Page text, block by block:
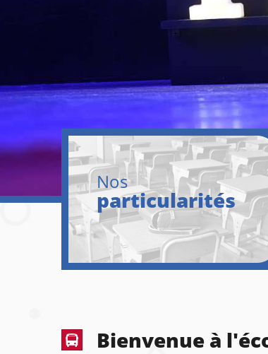
Nos
particularités
Bienvenue à